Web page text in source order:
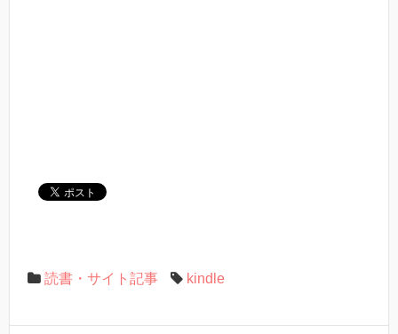
読書・サイト記事 kindle